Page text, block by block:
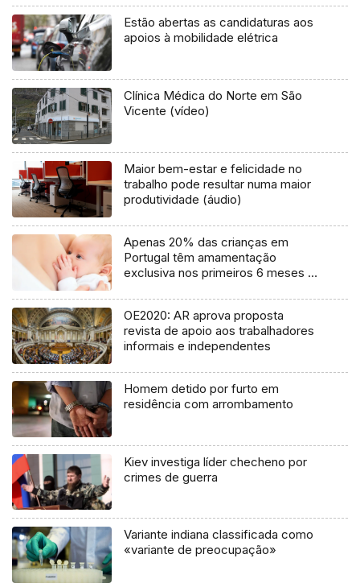
Estão abertas as candidaturas aos
apoios à mobilidade elétrica
Clínica Médica do Norte em São
Vicente (vídeo)
Maior bem-estar e felicidade no
trabalho pode resultar numa maior
produtividade (áudio)
Apenas 20% das crianças em
Portugal têm amamentação
exclusiva nos primeiros 6 meses de
OE2020: AR aprova proposta
revista de apoio aos trabalhadores
informais e independentes
Homem detido por furto em
residência com arrombamento
Kiev investiga líder checheno por
crimes de guerra
Variante indiana classificada como
«variante de preocupação»